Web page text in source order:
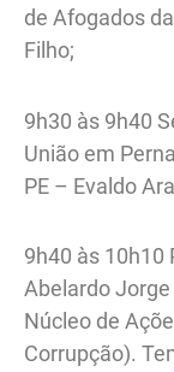
de Afogados
Filho;
9h30 às 9h40
União em
PE – Evaldo
9h40 às 10h10
Abelardo
Núcleo de
Corrupção).